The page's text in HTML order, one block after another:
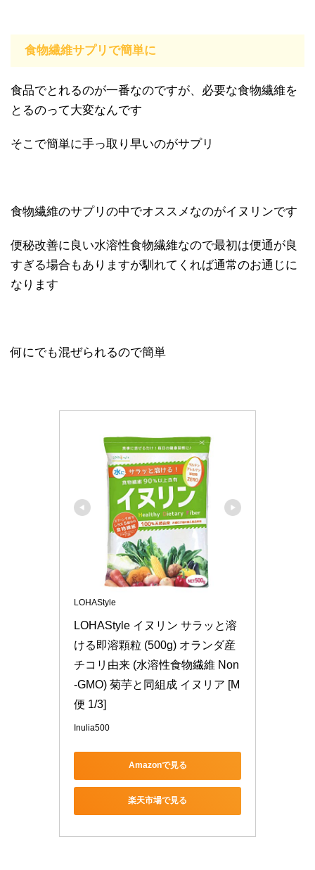
食物繊維サプリで簡単に
食品でとれるのが一番なのですが、必要な食物繊維を
とるのって大変なんです
そこで簡単に手っ取り早いのがサプリ
食物繊維のサプリの中でオススメなのがイヌリンです
便秘改善に良い水溶性食物繊維なので最初は便通が良
すぎる場合もありますが馴れてくれば通常のお通じに
なります
何にでも混ぜられるので簡単
LOHAStyle
LOHAStyle イヌリン サラッと溶
ける即溶顆粒 (500g) オランダ産
チコリ由来 (水溶性食物繊維 Non
-GMO) 菊芋と同組成 イヌリア [M
便 1/3]
Inulia500
Amazonで見る
楽天市場で見る